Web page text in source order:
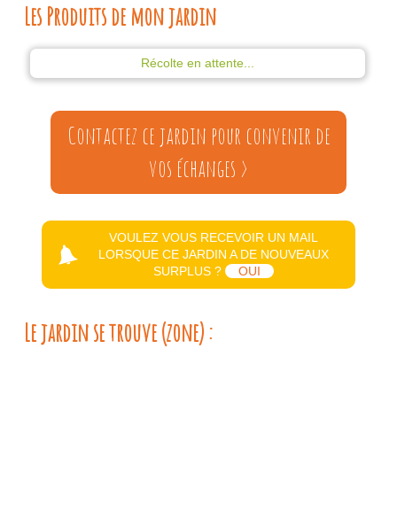
Les Produits de mon jardin
Récolte en attente...
Contactez ce jardin pour convenir de
vos échanges >
VOULEZ VOUS RECEVOIR UN MAIL
LORSQUE CE JARDIN A DE NOUVEAUX
SURPLUS ?
OUI
Le jardin se trouve (zone) :